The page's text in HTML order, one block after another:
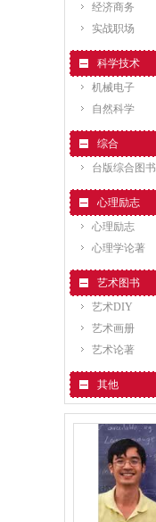
经济商务
实战职场
科学技术
机械电子
自然科学
综合
台版综合图书
心理励志
心理励志
心理学论著
艺术图书
艺术DIY
艺术画册
艺术论著
其他